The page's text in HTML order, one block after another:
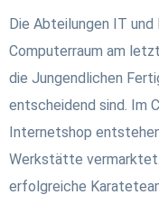
Die Abteilungen IT
Computerraum am
die Jungendlichen
entscheidend sind. Im
Internetshop
Werkstätte
erfolgreiche